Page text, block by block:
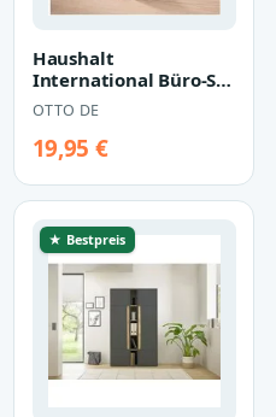
Haushalt
International Büro-Set
Schreibtischset
Stiftehalter
Briefabla…
OTTO DE
19,95 €
★ Bestpreis